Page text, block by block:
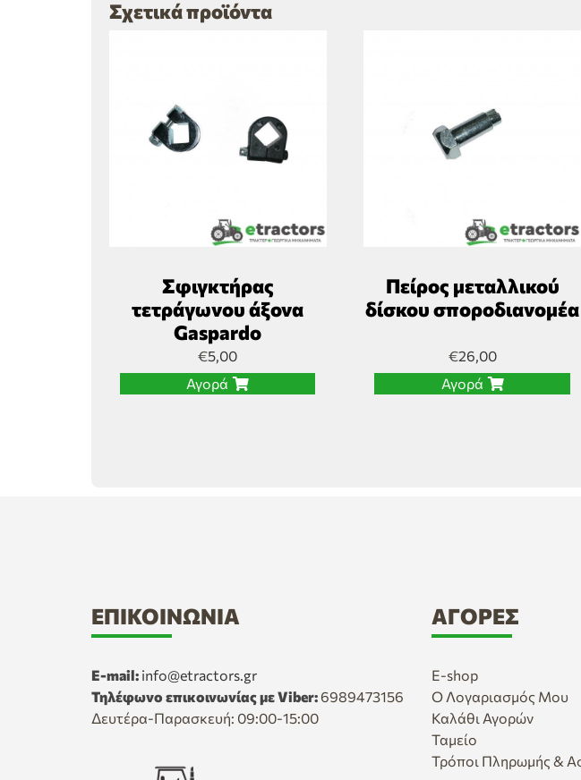
Σχετικά προϊόντα
Σφιγκτήρας
τετράγωνου άξονα
Gaspardo
€5,00
Αγορά
Πείρος μεταλλικού
δίσκου σποροδιανομέα
€26,00
Αγορά
ΕΠΙΚΟΙΝΩΝΊΑ
E-mail: info@etractors.gr
Τηλέφωνο επικοινωνίας με Viber: 6989473156
Δευτέρα-Παρασκευή: 09:00-15:00
ΑΓΟΡΈΣ
E-shop
Ο Λογαριασμός Μου
Καλάθι Αγορών
Ταμείο
Τρόποι Πληρωμής &